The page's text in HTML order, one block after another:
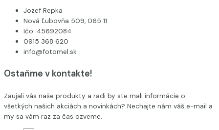
Jozef Repka
Nová Ľubovňa 509, 065 11
Ičo: 45692084
0915 368 620
info@fotomel.sk
Ostaňme v kontakte!
Zaujali vás naše produkty a radi by ste mali informácie o
všetkých našich akciách a novinkách? Nechajte nám váš e-mail a
my sa vám raz za čas ozveme.